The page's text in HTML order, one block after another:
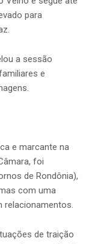
para
a sessão
e
e marcante na
foi
de Rondônia),
com uma
relacionamentos.
de traição